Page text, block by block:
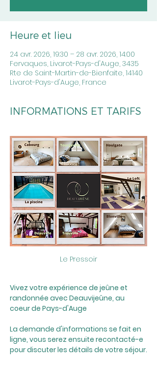
Heure et lieu
24 avr. 2026, 19:30 – 28 avr. 2026, 14:00
Fervaques, Livarot-Pays-d'Auge, 3435
Rte de Saint-Martin-de-Bienfaite, 14140
Livarot-Pays-d'Auge, France
INFORMATIONS ET TARIFS
Le Pressoir
Vivez votre expérience de jeûne et
randonnée avec Deauvijeûne, au
coeur de Pays-d'Auge
La demande d'informations se fait en
ligne, vous serez ensuite recontacté-e
pour discuter les détails de votre séjour.